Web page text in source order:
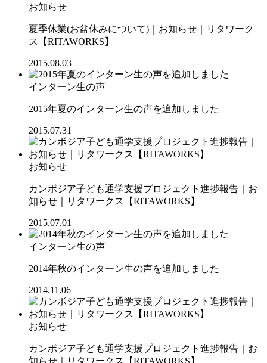
お知らせ
夏季休業(お盆休みについて)｜お知らせ｜リタワーク
ス【RITAWORKS】
2015.08.03
インターン生の声
2015年夏のインターン生の声を追加しました
2015.07.31
お知らせ
カンボジア子ども通学支援プロジェクト進捗報告｜お
知らせ｜リタワークス【RITAWORKS】
2015.07.01
インターン生の声
2014年秋のインターン生の声を追加しました
2014.11.06
お知らせ
カンボジア子ども通学支援プロジェクト進捗報告｜お
知らせ｜リタワークス【RITAWORKS】